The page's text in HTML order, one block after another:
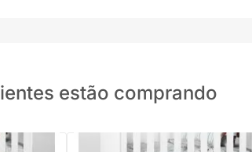
estão comprando